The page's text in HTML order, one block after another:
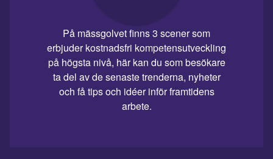
På mässgolvet finns 3 scener som
erbjuder kostnadsfri kompetensutveckling
på högsta nivå, här kan du som besökare
ta del av de senaste trenderna, nyheter
och få tips och idéer inför framtidens
arbete.